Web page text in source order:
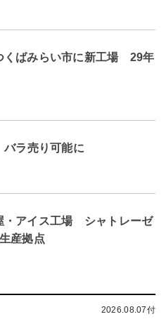
くばみらい市に新工場 29年
バラ売り可能に
・アイス工場 シャトレーゼ
産拠点
2026.08.07付